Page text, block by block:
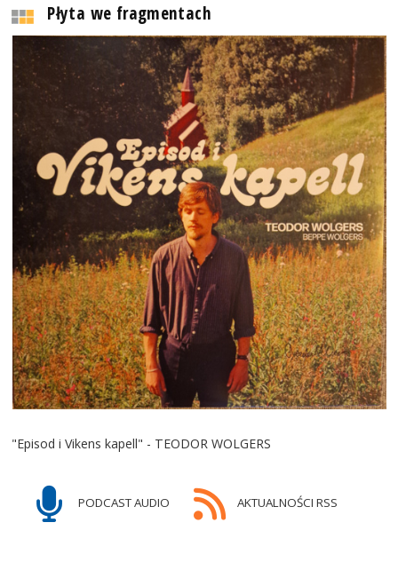
Płyta we fragmentach
"Episod i Vikens kapell" - TEODOR WOLGERS
PODCAST AUDIO AKTUALNOŚCI RSS